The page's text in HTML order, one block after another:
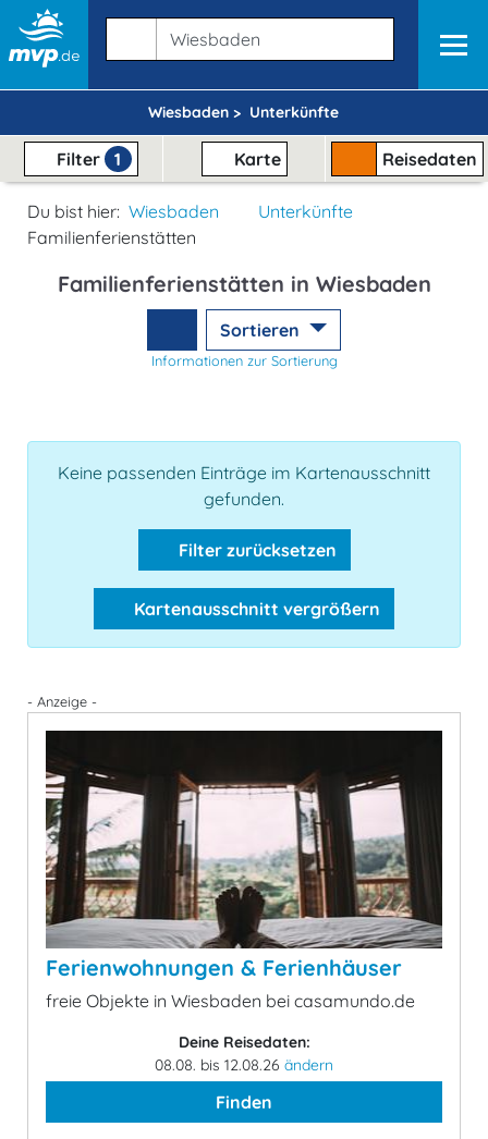
Wiesbaden > Unterkünfte
Filter 1 Karte Reisedaten
Du bist hier: Wiesbaden
Unterkünfte
Familienferienstätten
Familienferienstätten in Wiesbaden
Sortieren
Informationen zur Sortierung
Keine passenden Einträge im Kartenausschnitt
gefunden.
Filter zurücksetzen
Kartenausschnitt vergrößern
- Anzeige -
Ferienwohnungen & Ferienhäuser
freie Objekte in Wiesbaden bei casamundo.de
Deine Reisedaten:
08.08. bis 12.08.26 ändern
Finden